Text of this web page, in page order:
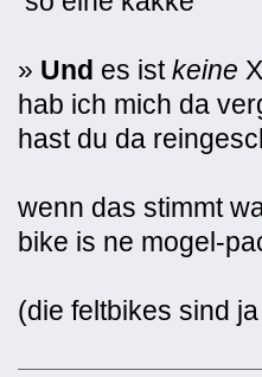
» Und es istkeine
hab ich mich da
hast du da
wenn das stimmt
bike is ne mogel-
(die feltbikes sind